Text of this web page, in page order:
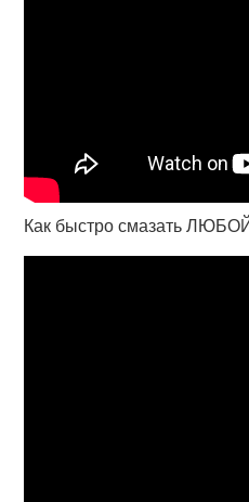
Как быстро смазать